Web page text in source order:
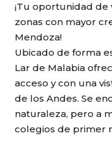
¡Tu oportunidad de
zonas con mayor
Mendoza!
Ubicado de forma
Lar de Malabia
acceso y con una
de los Andes. Se
naturaleza, pero a
colegios de primer